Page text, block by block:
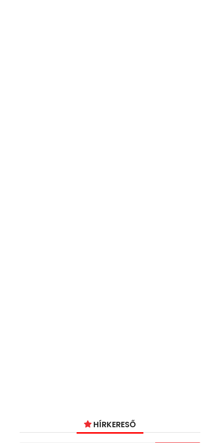
HÍRKERESŐ